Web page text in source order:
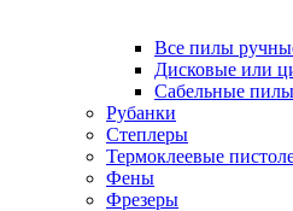
Все пилы
Дисковые или
Сабельные
Рубанки
Степлеры
Термоклеевые
Фены
Фрезеры